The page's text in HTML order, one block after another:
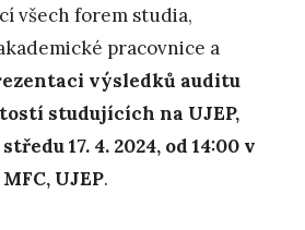
všech forem studia,
pracovnice a
výsledků auditu
studujících na UJEP,
17. 4. 2024, od 14:00 v
UJEP.